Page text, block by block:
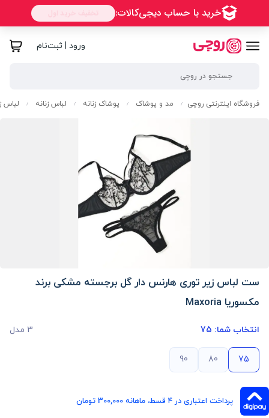
ورود | ثبت‌نام
فروشگاه اینترنتی روچی / مد و پوشاک / پوشاک زنانه / لباس زنانه / لباس
ست لباس زیر توری هارنس دار گل برجسته مشکی برند
مکسوریا Maxoria
انتخاب شما: 75 3 مدل
75
80
90
پرداخت اعتباری در ۴ قسط، ماهانه 300,000 تومان